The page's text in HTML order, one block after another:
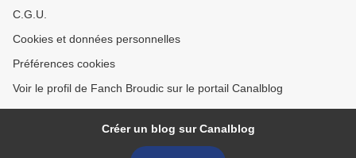
C.G.U.
Cookies et données personnelles
Préférences cookies
Voir le profil de Fanch Broudic sur le portail Canalblog
Créer un blog sur Canalblog